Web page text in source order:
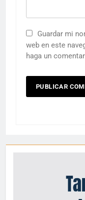
Guardar mi
web en este
haga un